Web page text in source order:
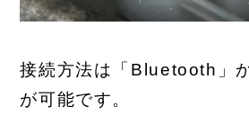
接続方法は「Bluetooth」
が可能です。